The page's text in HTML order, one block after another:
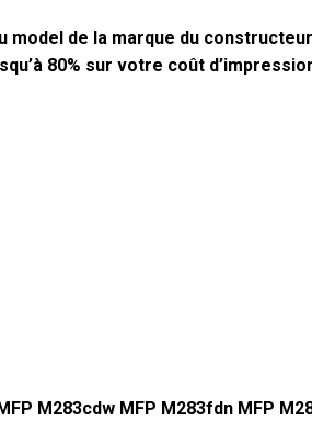
model de la marque du
80% sur votre coût
M283cdw MFP M283fdn MFP